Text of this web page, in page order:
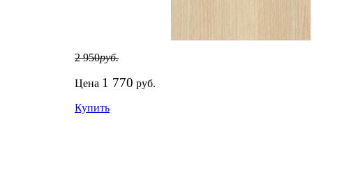
2 950руб.
Цена 1 770 руб.
Купить